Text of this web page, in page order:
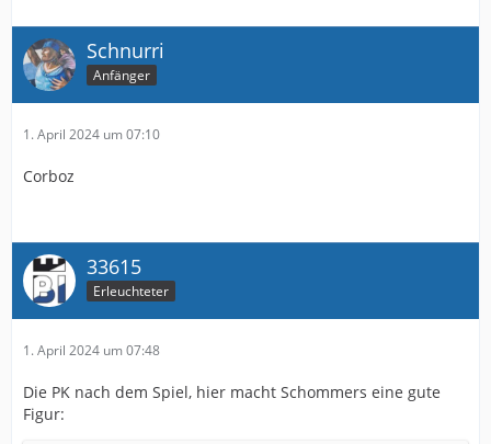
Schnurri
Anfänger
1. April 2024 um 07:10
Corboz
33615
Erleuchteter
1. April 2024 um 07:48
Die PK nach dem Spiel, hier macht Schommers eine gute
Figur: